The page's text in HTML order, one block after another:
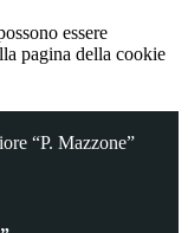
essere
pagina della cookie
“P. Mazzone”